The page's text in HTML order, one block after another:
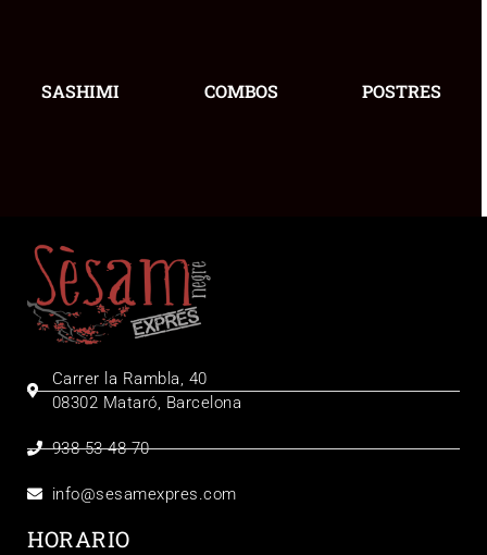
SASHIMI COMBOS POSTRES
Carrer la Rambla, 40
08302 Mataró, Barcelona
938 53 48 70
info@sesamexpres.com
HORARIO